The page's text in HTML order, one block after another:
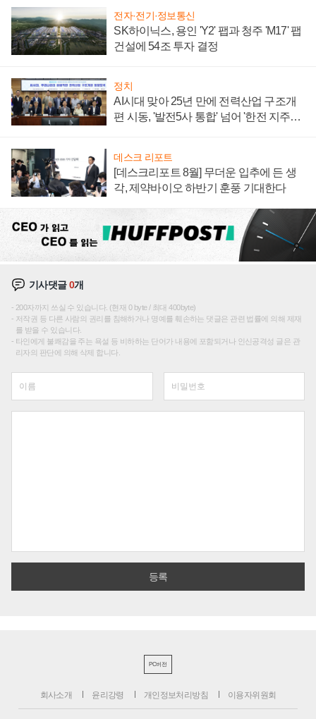
전자·전기·정보통신
SK하이닉스, 용인 'Y2' 팹과 청주 'M17' 팹
건설에 54조 투자 결정
정치
AI시대 맞아 25년 만에 전력산업 구조개
편 시동, '발전5사 통합' 넘어 '한전 지주사'
데스크 리포트
[데스크리포트 8월] 무더운 입추에 든 생
각, 제약바이오 하반기 훈풍 기대한다
기사댓글0개
200자까지 쓰실 수 있습니다. (현재 0 byte / 최대 400byte)
저작권 등 다른 사람의 권리를 침해하거나 명예를 훼손하는 댓글은 관련 법률에 의해 제재
를 받을 수 있습니다.
타인에게 불쾌감을 주는 욕설 등 비하하는 단어가 내용에 포함되거나 인신공격성 글은 관
리자의 판단에 의해 삭제 합니다.
PC버전
회사소개 윤리강령 개인정보처리방침 이용자위원회